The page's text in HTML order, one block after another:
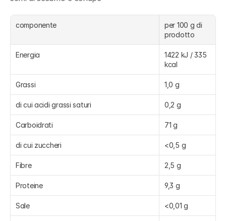
componente
per 100 g di
prodotto
Energia
1422 kJ / 335
kcal
Grassi 1,0 g
di cui acidi grassi saturi 0,2 g
Carboidrati 71 g
di cui zuccheri <0,5 g
Fibre 2,5 g
Proteine 9,3 g
Sale <0,01 g